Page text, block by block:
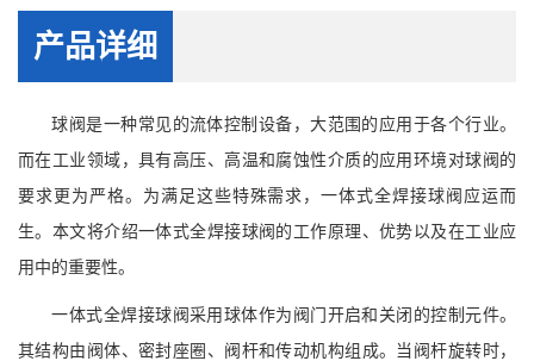
产品详细
球阀是一种常见的流体控制设备，大范围的应用于各个行业。
而在工业领域，具有高压、高温和腐蚀性介质的应用环境对球阀的
要求更为严格。为满足这些特殊需求，一体式全焊接球阀应运而
生。本文将介绍一体式全焊接球阀的工作原理、优势以及在工业应
用中的重要性。
一体式全焊接球阀采用球体作为阀门开启和关闭的控制元件。
其结构由阀体、密封座圈、阀杆和传动机构组成。当阀杆旋转时，